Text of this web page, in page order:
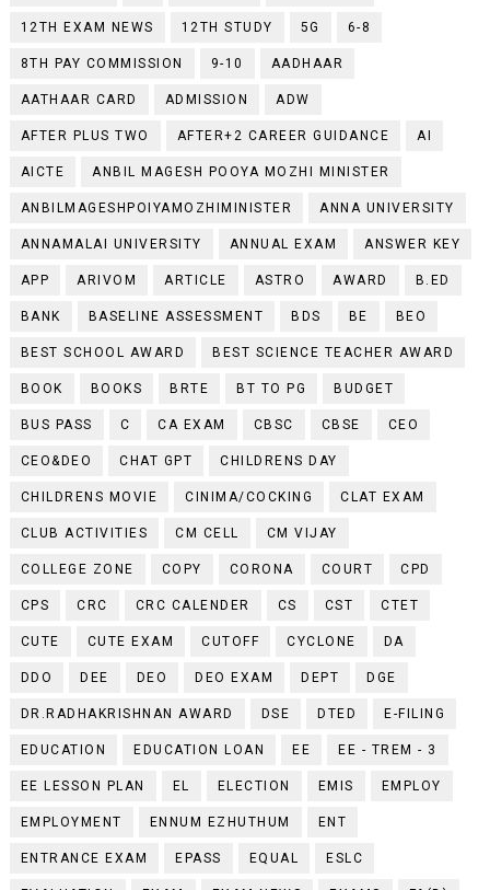
12TH EXAM NEWS 12TH STUDY 5G 6-8
8TH PAY COMMISSION 9-10 AADHAAR
AATHAAR CARD ADMISSION ADW
AFTER PLUS TWO AFTER+2 CAREER GUIDANCE AI
AICTE ANBIL MAGESH POOYA MOZHI MINISTER
ANBILMAGESHPOIYAMOZHIMINISTER ANNA UNIVERSITY
ANNAMALAI UNIVERSITY ANNUAL EXAM ANSWER KEY
APP ARIVOM ARTICLE ASTRO AWARD B.ED
BANK BASELINE ASSESSMENT BDS BE BEO
BEST SCHOOL AWARD BEST SCIENCE TEACHER AWARD
BOOK BOOKS BRTE BT TO PG BUDGET
BUS PASS C CA EXAM CBSC CBSE CEO
CEO&DEO CHAT GPT CHILDRENS DAY
CHILDRENS MOVIE CINIMA/COCKING CLAT EXAM
CLUB ACTIVITIES CM CELL CM VIJAY
COLLEGE ZONE COPY CORONA COURT CPD
CPS CRC CRC CALENDER CS CST CTET
CUTE CUTE EXAM CUTOFF CYCLONE DA
DDO DEE DEO DEO EXAM DEPT DGE
DR.RADHAKRISHNAN AWARD DSE DTED E-FILING
EDUCATION EDUCATION LOAN EE EE - TREM - 3
EE LESSON PLAN EL ELECTION EMIS EMPLOY
EMPLOYMENT ENNUM EZHUTHUM ENT
ENTRANCE EXAM EPASS EQUAL ESLC